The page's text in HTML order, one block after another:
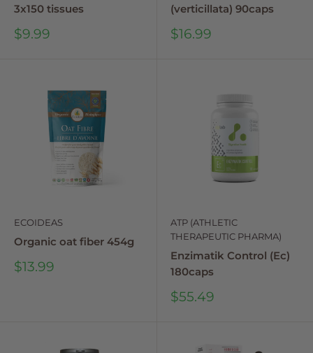
3x150 tissues
Sale
$9.99
(verticillata) 90caps
Sale
$16.99
ECOIDEAS
Organic oat fiber 454g
Sale
$13.99
ATP (ATHLETIC
THERAPEUTIC PHARMA)
Enzimatik Control (Ec)
180caps
Sale
$55.49